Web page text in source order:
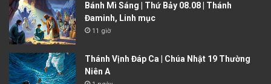
Bánh Mì Sáng | Thứ Bảy 08.08 | Thánh
Đaminh, Linh mục
11 giờ
Thánh Vịnh Đáp Ca | Chúa Nhật 19 Thường
Niên A